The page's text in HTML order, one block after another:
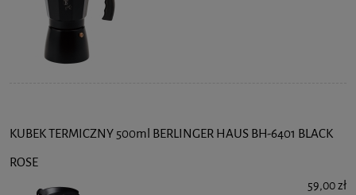
KUBEK TERMICZNY 500ml BERLINGER HAUS BH-6401 BLACK
ROSE
59,00 zł